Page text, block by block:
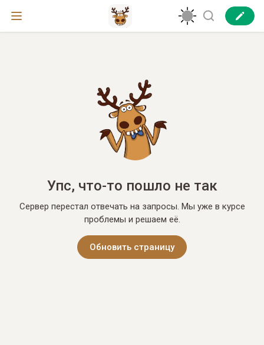
Упс, что-то пошло не так
Сервер перестал отвечать на запросы. Мы уже в курсе
проблемы и решаем её.
Обновить страницу